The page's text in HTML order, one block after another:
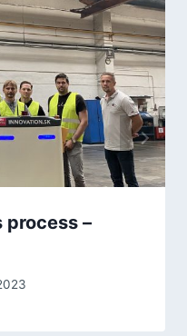
–